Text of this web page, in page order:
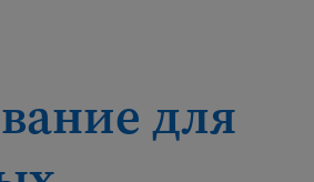
about Job training programs
для